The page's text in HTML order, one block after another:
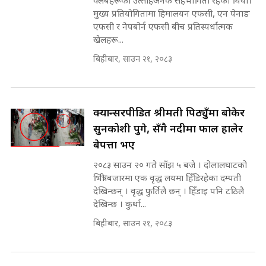
भनिन्–साथ दिनुहोस्, दबाब होइन ||
Sidhakura || Pratibha Rawal
कहिले बन्ला चक्रपथ ? विस्तार कार्यमा
Expansion Dilemma |
SIDHAKURA |
पटकपटक भावुक बने गृहमन्त्री सुदन
मन्त्री आउने बित्तिकै सुरु भएको थियो
घुसको डिल || Raj Kumar Gupta ||
SIDHAKURA ||
भूमिसुधार मन्त्रीलाई जोगाइदै ! ||
SIDHAKURA ||
७८ लाख घुस खाने मन्त्री ! जोगाउने
प्रधानमन्त्री ? || SIDHAKURA ||
SIDHAKURA INVESTIGATION
||
मुख्य प्रतियोगितामा हिमालयन एफसी, एन पेनाङ
एफसी र नेपबोर्न एफसी बीच प्रतिस्पर्धात्मक
खेलहरू...
बिहीबार, साउन २१, २०८३
क्यान्सरपीडित श्रीमती पिठ्युँमा बोकेर
सुनकोशी पुगे, सँगै नदीमा फाल हालेर
बेपत्ता भए
२०८३ साउन २० गते साँझ ५ बजे । दोलालघाटको
भित्री बजारमा एक वृद्ध लयमा हिँडिरहेका दम्पती
देखिन्छन् । वृद्ध फुर्तिलै छन् । हिँडाइ पनि टठिलै
देखिन्छ । कुर्था...
बिहीबार, साउन २१, २०८३